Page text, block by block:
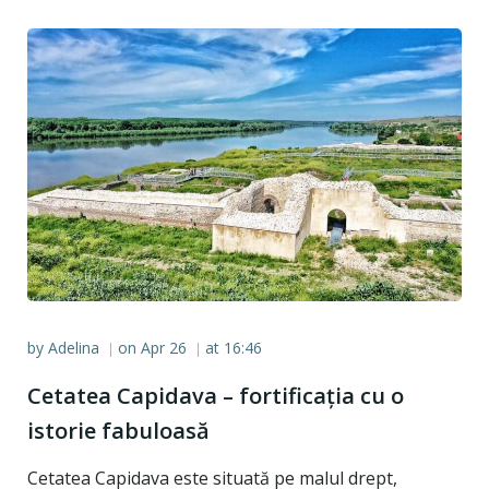
by Adelina | on Apr 26 | at 16:46
Cetatea Capidava – fortificația cu o
istorie fabuloasă
Cetatea Capidava este situată pe malul drept,